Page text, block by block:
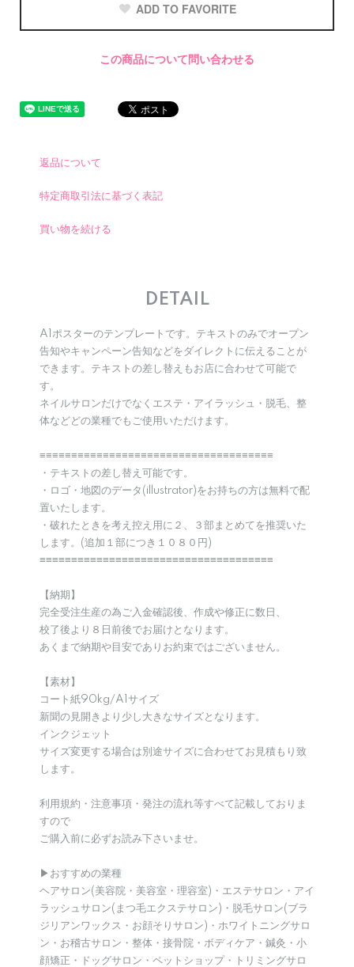
ADD TO FAVORITE
この商品について問い合わせる
返品について
特定商取引法に基づく表記
買い物を続ける
DETAIL
A1ポスターのテンプレートです。テキストのみでオープン
告知やキャンペーン告知などをダイレクトに伝えることが
できます。テキストの差し替えもお店に合わせて可能で
す。
ネイルサロンだけでなくエステ・アイラッシュ・脱毛、整
体などどの業種でもご使用いただけます。
≡≡≡≡≡≡≡≡≡≡≡≡≡≡≡≡≡≡≡≡≡≡≡≡≡≡≡≡≡≡≡≡≡≡≡≡≡
・テキストの差し替え可能です。
・ロゴ・地図のデータ(illustrator)をお持ちの方は無料で配
置いたします。
・破れたときを考え控え用に２、３部まとめてを推奨いた
します。(追加１部につき１０８０円)
≡≡≡≡≡≡≡≡≡≡≡≡≡≡≡≡≡≡≡≡≡≡≡≡≡≡≡≡≡≡≡≡≡≡≡≡≡
【納期】
完全受注生産の為ご入金確認後、作成や修正に数日、
校了後より８日前後でお届けとなります。
あくまで納期や目安でありお約束ではございません。
【素材】
コート紙90kg/A1サイズ
新聞の見開きより少し大きなサイズとなります。
インクジェット
サイズ変更する場合は別途サイズに合わせてお見積もり致
します。
利用規約・注意事項・発注の流れ等すべて記載しておりま
すので
ご購入前に必ずお読み下さいませ。
▶︎おすすめの業種
ヘアサロン(美容院・美容室・理容室)・エステサロン・アイ
ラッシュサロン(まつ毛エクステサロン)・脱毛サロン(ブラ
ジリアンワックス・お顔そりサロン)・ホワイトニングサロ
ン・お稽古サロン・整体・接骨院・ボディケア・鍼灸・小
顔矯正・ドッグサロン・ペットショップ・トリミングサロ